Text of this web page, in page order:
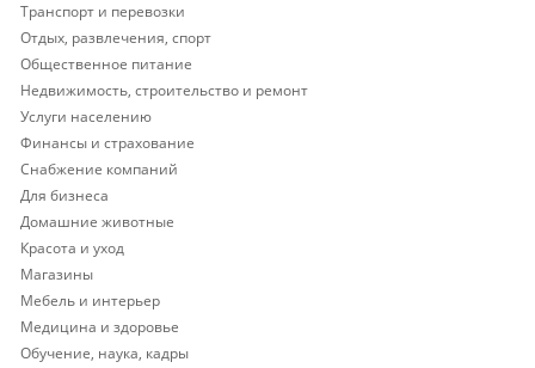
Транспорт и перевозки
Отдых, развлечения, спорт
Общественное питание
Недвижимость, строительство и ремонт
Услуги населению
Финансы и страхование
Снабжение компаний
Для бизнеса
Домашние животные
Красота и уход
Магазины
Мебель и интерьер
Медицина и здоровье
Обучение, наука, кадры